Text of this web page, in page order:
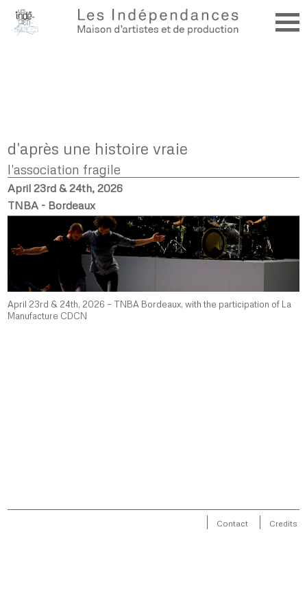
d'après une histoire vraie
l'association fragile
April 23rd & 24th, 2026
TNBA - Bordeaux
April 23rd & 24th, 2026 – TNBA Bordeaux, with the participation of La
Manufacture CDCN
Contact Credits